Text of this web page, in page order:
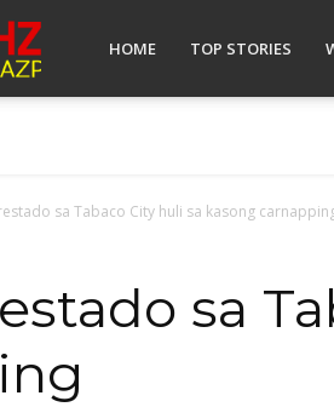
Bombo HOME TOP STORIES
sa Tabaco City huli sa kasong
sa